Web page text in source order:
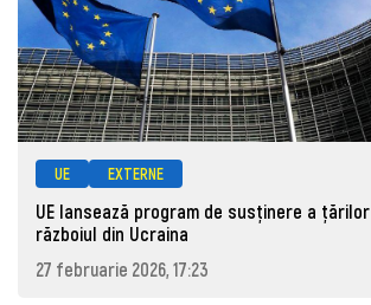
UE EXTERNE
UE lansează program de susținere a
războiul din Ucraina
27 februarie 2026, 17:23